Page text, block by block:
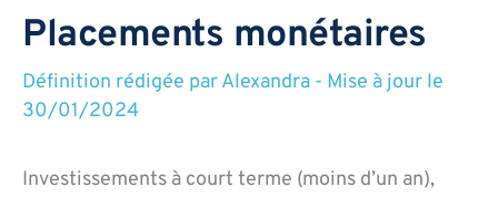
Placements monétaires
Définition rédigée parAlexandra - Mise à jour le
30/01/2024
Investissements à court terme (moins d’un an),